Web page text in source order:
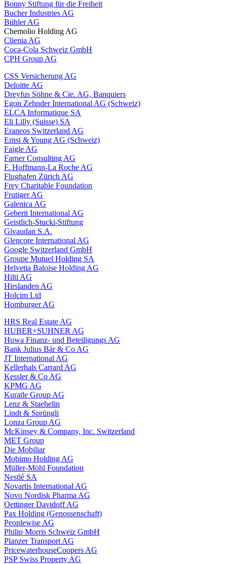
Bonny Stiftung für die Freiheit
Bucher Industries AG
Bühler AG
Chemolio Holding AG
Clienia AG
Coca-Cola Schweiz GmbH
CPH Group AG
CSS Versicherung AG
Deloitte AG
Dreyfus Söhne & Cie. AG, Banquiers
Egon Zehnder International AG (Schweiz)
ELCA Informatique SA
Eli Lilly (Suisse) SA
Eraneos Switzerland AG
Ernst & Young AG (Schweiz)
Faigle AG
Farner Consulting AG
F. Hoffmann-La Roche AG
Flughafen Zürich AG
Frey Charitable Foundation
Frutiger AG
Galenica AG
Geberit International AG
Geistlich-Stucki-Stiftung
Givaudan S.A.
Glencore International AG
Google Switzerland GmbH
Groupe Mutuel Holding SA
Helvetia Baloise Holding AG
Hilti AG
Hirslanden AG
Holcim Ltd
Homburger AG
HRS Real Estate AG
HUBER+SUHNER AG
Huwa Finanz- und Beteiligungs AG
Bank Julius Bär & Co AG
JT International AG
Kellerhals Carrard AG
Kessler & Co AG
KPMG AG
Kuratle Group AG
Lenz & Staehelin
Lindt & Sprüngli
Lonza Group AG
McKinsey & Company, Inc. Switzerland
MET Group
Die Mobiliar
Mobimo Holding AG
Müller-Möhl Foundation
Nestlé SA
Novartis International AG
Novo Nordisk Pharma AG
Oettinger Davidoff AG
Pax Holding (Genossenschaft)
Peoplewise AG
Philip Morris Schweiz GmbH
Planzer Transport AG
PricewaterhouseCoopers AG
PSP Swiss Property AG